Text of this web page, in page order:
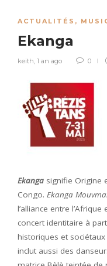
ACTUALITÉS ,
Ekanga
keith, 1 an ago 0
Ekanga signifie Origine
Congo. Ekanga
l’alliance entre
concert identitaire à
historiques et
inclut aussi des